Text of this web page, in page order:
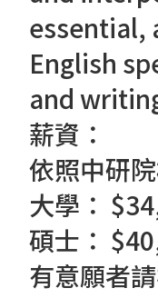
essential,
English
and
薪資：
依照中研
大學：
碩士：
有意願者